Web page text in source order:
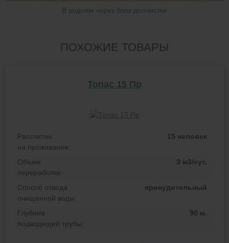
В водоем через блок доочистки
ПОХОЖИЕ ТОВАРЫ
Топас 15 Пр
Рассчитан
на проживание:
15 человек
Объем
переработки:
3 м3/сут.
Способ отвода
очищенной воды:
принудительный
Глубина
подводящей трубы:
90 м.